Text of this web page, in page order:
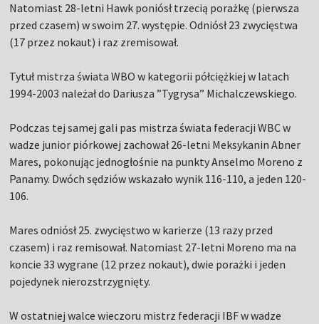
Natomiast 28-letni Hawk poniósł trzecią porażkę (pierwsza
przed czasem) w swoim 27. występie. Odniósł 23 zwycięstwa
(17 przez nokaut) i raz zremisował.
Tytuł mistrza świata WBO w kategorii półciężkiej w latach
1994-2003 należał do Dariusza ”Tygrysa” Michalczewskiego.
Podczas tej samej gali pas mistrza świata federacji WBC w
wadze junior piórkowej zachował 26-letni Meksykanin Abner
Mares, pokonując jednogłośnie na punkty Anselmo Moreno z
Panamy. Dwóch sędziów wskazało wynik 116-110, a jeden 120-
106.
Mares odniósł 25. zwycięstwo w karierze (13 razy przed
czasem) i raz remisował. Natomiast 27-letni Moreno ma na
koncie 33 wygrane (12 przez nokaut), dwie porażki i jeden
pojedynek nierozstrzygnięty.
W ostatniej walce wieczoru mistrz federacji IBF w wadze